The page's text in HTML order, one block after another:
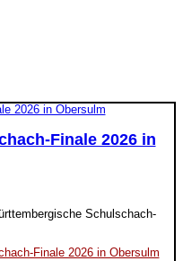
Finale 2026 in
Schulschach-
Finale 2026 in Obersulm